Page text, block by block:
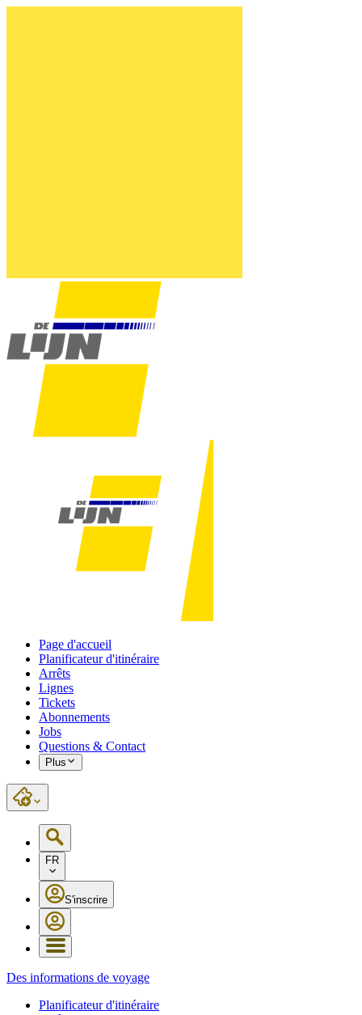
Page d'accueil
Planificateur d'itinéraire
Arrêts
Lignes
Tickets
Abonnements
Jobs
Questions & Contact
Plus
FR
S'inscrire
Des informations de voyage
Planificateur d'itinéraire